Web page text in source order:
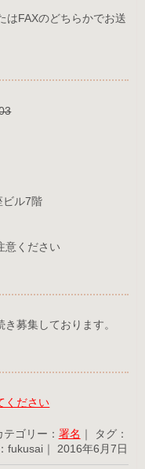
はFAXのどちらかでお送
ビル7階
意ください
募集しております。
ください
テゴリー： 署名 ｜ タグ：
fukusai｜ 2016年6月7日